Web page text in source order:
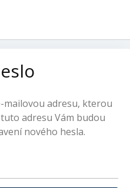
mailovou adresu, kterou
adresu Vám budou
nového hesla.